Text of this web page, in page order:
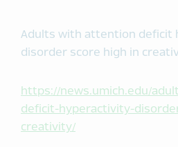
Adults with attention deficit
disorder score high in
https://news.umich.edu/
deficit-hyperactivity-
creativity/